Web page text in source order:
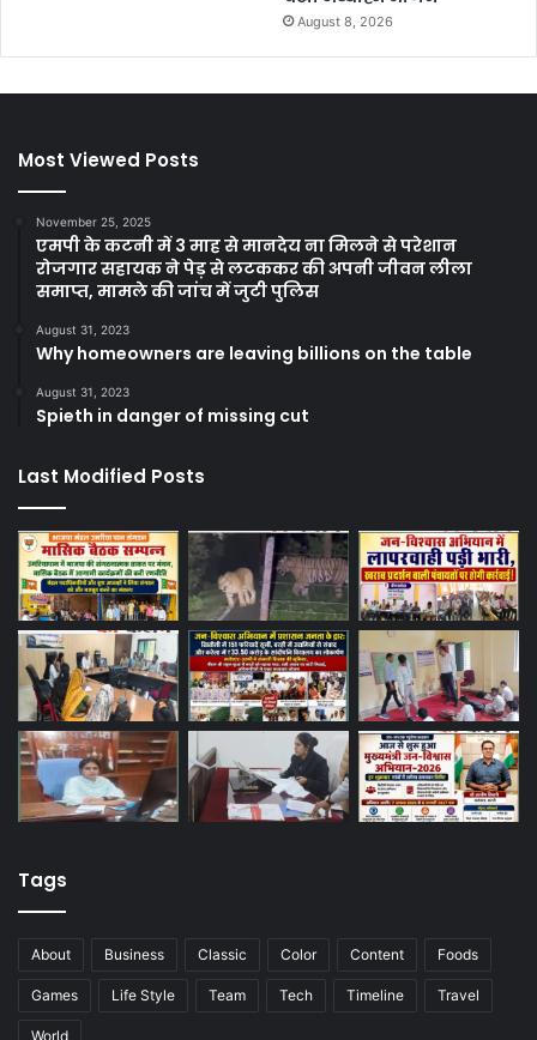
August 8, 2026
Most Viewed Posts
November 25, 2025
एमपी के कटनी में 3 माह से मानदेय ना मिलने से परेशान
रोजगार सहायक ने पेड़ से लटककर की अपनी जीवन लीला
समाप्त, मामले की जांच में जुटी पुलिस
August 31, 2023
Why homeowners are leaving billions on the table
August 31, 2023
Spieth in danger of missing cut
Last Modified Posts
Tags
About Business Classic Color Content Foods
Games Life Style Team Tech Timeline Travel
World